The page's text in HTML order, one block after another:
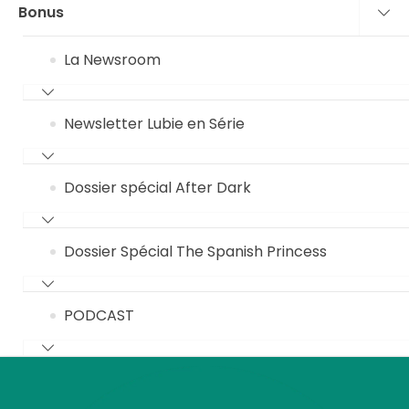
Bonus
La Newsroom
Newsletter Lubie en Série
Dossier spécial After Dark
Dossier Spécial The Spanish Princess
PODCAST